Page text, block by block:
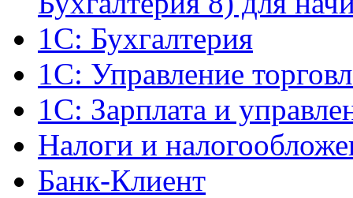
1С: Бухгалтерия
1С: Управление
1С: Зарплата и
Налоги и
Банк-Клиент